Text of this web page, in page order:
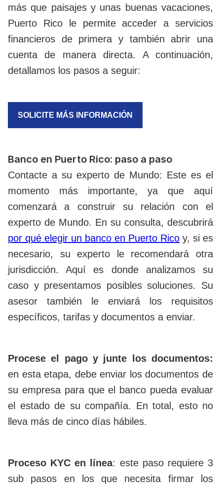
más que paisajes y unas buenas vacaciones,
Puerto Rico le permite acceder a servicios
financieros de primera y también abrir una
cuenta de manera directa. A continuación,
detallamos los pasos a seguir:
SOLICITE MÁS INFORMACIÓN
Banco en Puerto Rico: paso a paso
Contacte a su experto de Mundo: Este es el
momento más importante, ya que aquí
comenzará a construir su relación con el
experto de Mundo. En su consulta, descubrirá
por qué elegir un banco en Puerto Rico y, si es
necesario, su experto le recomendará otra
jurisdicción. Aquí es donde analizamos su
caso y presentamos posibles soluciones. Su
asesor también le enviará los requisitos
específicos, tarifas y documentos a enviar.
Procese el pago y junte los documentos:
en esta etapa, debe enviar los documentos de
su empresa para que el banco pueda evaluar
el estado de su compañía. En total, esto no
lleva más de cinco días hábiles.
Proceso KYC en línea: este paso requiere 3
sub pasos en los que necesita firmar los